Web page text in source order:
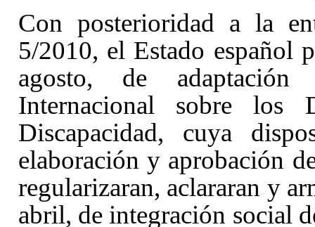
Con posterioridad a la
5/2010, el Estado español
agosto, de
Internacional sobre los
Discapacidad, cuya
elaboración y aprobación
regularizaran, aclararan y
abril, de integración social